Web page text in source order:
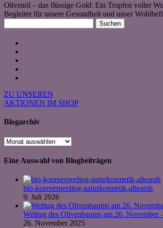
Olivenöl – das flüssige Gold: Ein Tropfen voller
Begleiter für unsere Gesundheit und unser
nach:
ZU UNSEREN
AKTIONEN IM SHOP
Blogarchiv
Blogarchiv
Eine Auswahl von Blogbeiträgen
bio-koerperpeeling-naturkosmetik-altearah
9. Juli 2026
Welttag des Olivenbaums am 26.
26. November 2025